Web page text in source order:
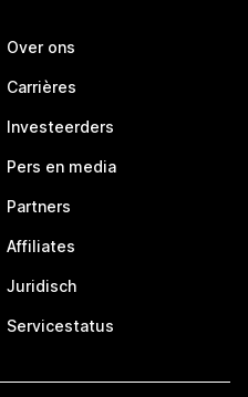
Over ons
Carrières
Investeerders
Pers en media
Partners
Affiliates
Juridisch
Servicestatus